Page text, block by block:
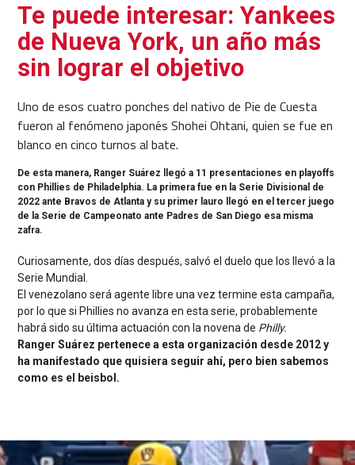
Te puede interesar: Yankees
de Nueva York, un año más
sin lograr el objetivo
Uno de esos cuatro ponches del nativo de Pie de Cuesta
fueron al fenómeno japonés Shohei Ohtani, quien se fue en
blanco en cinco turnos al bate.
De esta manera, Ranger Suárez llegó a 11 presentaciones en playoffs
con Phillies de Philadelphia. La primera fue en la Serie Divisional de
2022 ante Bravos de Atlanta y su primer lauro llegó en el tercer juego
de la Serie de Campeonato ante Padres de San Diego esa misma
zafra.
Curiosamente, dos días después, salvó el duelo que los llevó a la
Serie Mundial.
El venezolano será agente libre una vez termine esta campaña,
por lo que si Phillies no avanza en esta serie, probablemente
habrá sido su última actuación con la novena de Philly.
Ranger Suárez pertenece a esta organización desde 2012 y
ha manifestado que quisiera seguir ahí, pero bien sabemos
como es el beisbol.